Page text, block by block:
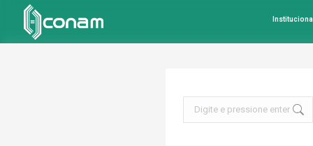
Institucional